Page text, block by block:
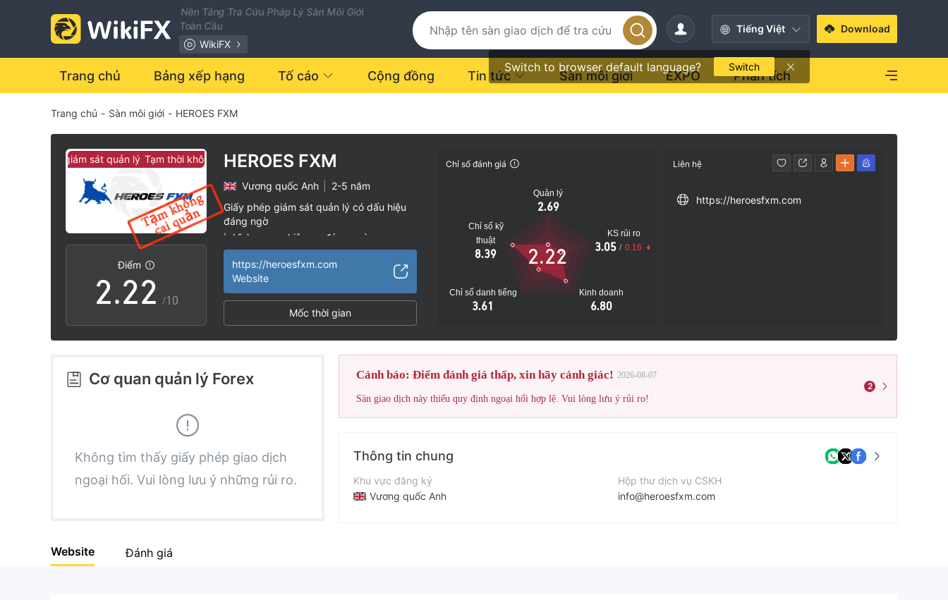
Nền Tảng Tra Cứu Pháp Lý Sàn Môi Giới
Toàn Cầu
WikiFX
Tiếng Việt
Switch to browser default language? Switch
Download
Trang chủ Bảng xếp hạng Tố cáo Cộng đồng Tin tức Sàn môi giới EXPO Phân tích
Trang chủ - Sàn môi giới - HEROES FXM
không có giám sát quản lý Tạm thời không có giám sát quản lý
Điểm
0
1
2
3
4
6
7
9
.
0
1
2
3
4
6
7
8
0
1
2
3
4
6
7
8
/10
HEROES FXM
Vương quốc Anh
2-5 năm
Giấy phép giám sát quản lý có dấu hiệu
đáng ngờ
| Lĩnh vực nghiệp vụ đáng ngờ
|
https://heroesfxm.com
Website
Mốc thời gian
Chỉ số đánh giá
Quản lý
2.69
Chỉ số kỹ
thuật
8.39
Chỉ số danh tiếng
3.61
Kinh doanh
6.80
KS rủi ro
3.05 / 0.16
2.22
Liên hệ
https://heroesfxm.com
Cơ quan quản lý Forex
Không tìm thấy giấy phép giao dịch
ngoại hối. Vui lòng lưu ý những rủi ro.
Cảnh báo: Điểm đánh giá thấp, xin hãy cảnh giác! 2026-08-07
Sàn giao dịch này thiếu quy định ngoại hối hợp lệ. Vui lòng lưu ý rủi ro!
2
Thông tin chung
Khu vực đăng ký
Vương quốc Anh
Hộp thư dịch vụ CSKH
info@heroesfxm.com
Website Đánh giá